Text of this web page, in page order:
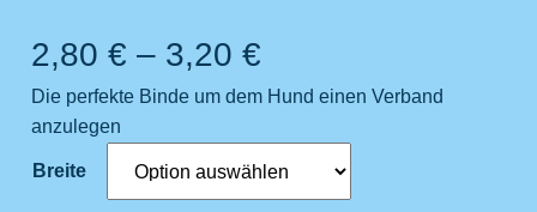
2,80 € – 3,20 €
Die perfekte Binde um dem Hund einen Verband
anzulegen
Breite